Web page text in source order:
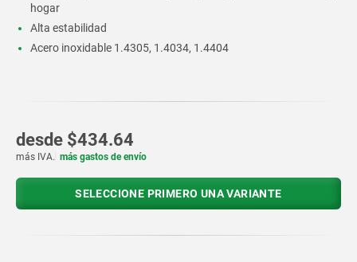
hogar
Alta estabilidad
Acero inoxidable 1.4305, 1.4034, 1.4404
desde $434.64
más IVA. más gastos de envío
SELECCIONE PRIMERO UNA VARIANTE